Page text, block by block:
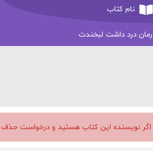
نام کتاب
رمان درد داشت لبخندت
اگر نویسنده این کتاب هستید و درخواست حذف